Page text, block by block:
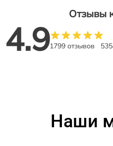
Отзывы
4.91799 отзывов
Наши